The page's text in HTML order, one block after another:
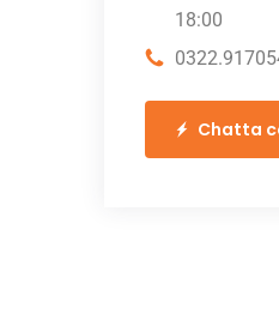
18:00
Chatta